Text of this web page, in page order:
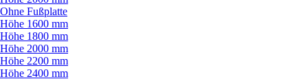
Ohne Fußplatte
Höhe 1600 mm
Höhe 1800 mm
Höhe 2000 mm
Höhe 2200 mm
Höhe 2400 mm